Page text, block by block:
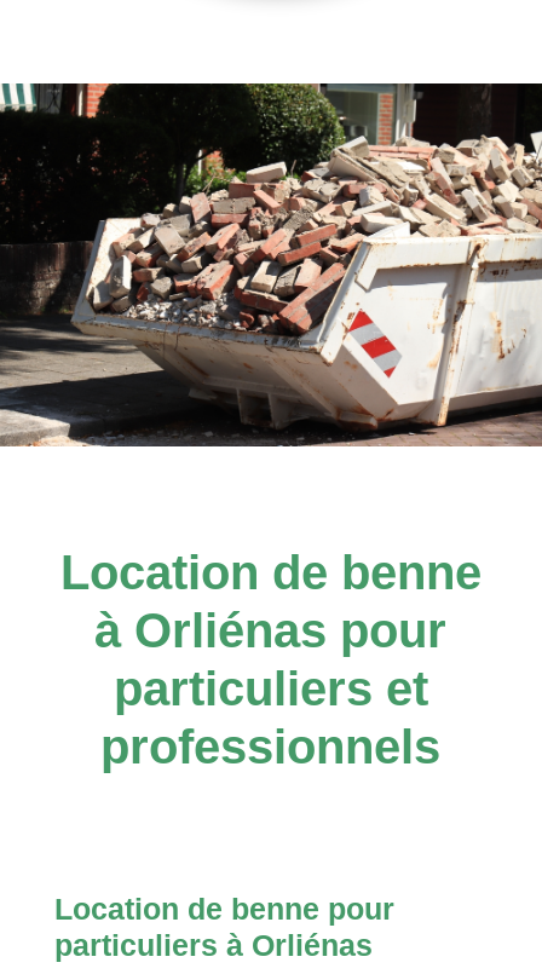
Location de benne
à Orliénas pour
particuliers et
professionnels
Location de benne pour
particuliers à Orliénas